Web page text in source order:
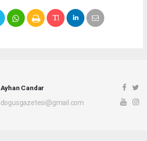
Ayhan Candar
dogusgazetesi@gmail.com